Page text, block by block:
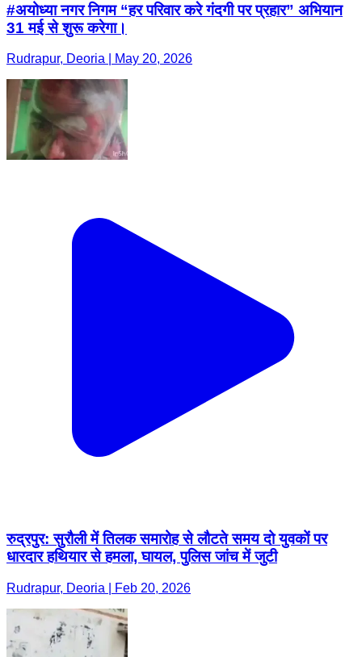
#अयोध्या नगर निगम “हर परिवार करे गंदगी पर प्रहार” अभियान
31 मई से शुरू करेगा।
Rudrapur, Deoria | May 20, 2026
रुद्रपुर: सुरौली में तिलक समारोह से लौटते समय दो युवकों पर
धारदार हथियार से हमला, घायल, पुलिस जांच में जुटी
Rudrapur, Deoria | Feb 20, 2026